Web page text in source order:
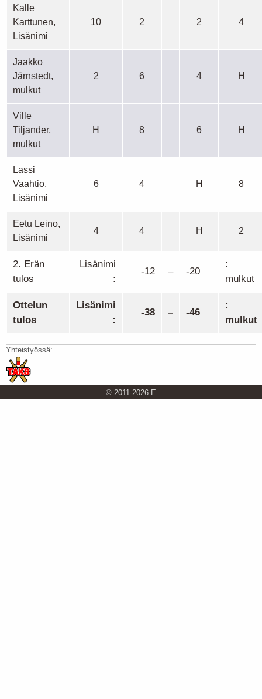
Kalle
Karttunen,
Lisänimi
10 2 2 4
Jaakko
Järnstedt,
mulkut
2 6 4 H
Ville
Tiljander,
mulkut
H 8 6 H
Lassi
Vaahtio,
Lisänimi
6 4 H 8
Eetu Leino,
Lisänimi
4 4 H 2
2. Erän
tulos
Lisänimi
:
-12 – -20
:
mulkut
Ottelun
tulos
Lisänimi
:
-38 – -46
:
mulkut
Yhteistyössä:
© 2011-2026 E